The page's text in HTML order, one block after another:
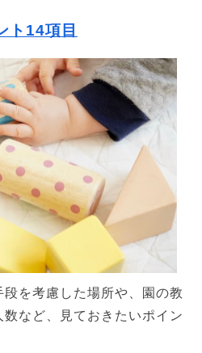
ト14項目
を考慮した場所や、園の教
など、見ておきたいポイン